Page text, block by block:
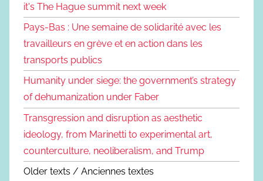
it's The Hague summit next week
Pays-Bas : Une semaine de solidarité avec les
travailleurs en grève et en action dans les
transports publics
Humanity under siege: the government’s strategy
of dehumanization under Faber
Transgression and disruption as aesthetic
ideology, from Marinetti to experimental art,
counterculture, neoliberalism, and Trump
Older texts / Anciennes textes